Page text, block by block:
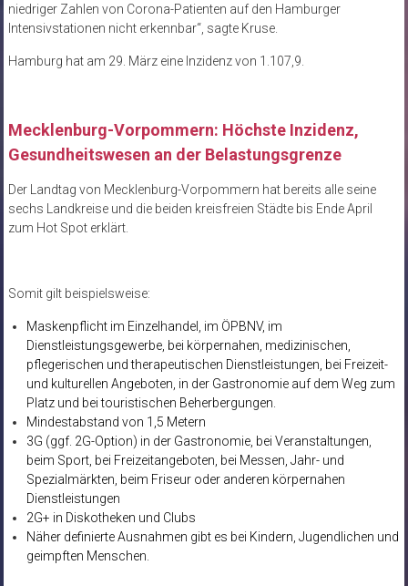
niedriger Zahlen von Corona-Patienten auf den Hamburger
Intensivstationen nicht erkennbar“, sagte Kruse.
Hamburg hat am 29. März eine Inzidenz von 1.107,9.
Mecklenburg-Vorpommern: Höchste Inzidenz,
Gesundheitswesen an der Belastungsgrenze
Der Landtag von Mecklenburg-Vorpommern hat bereits alle seine
sechs Landkreise und die beiden kreisfreien Städte bis Ende April
zum Hot Spot erklärt.
Somit gilt beispielsweise:
Maskenpflicht im Einzelhandel, im ÖPBNV, im
Dienstleistungsgewerbe, bei körpernahen, medizinischen,
pflegerischen und therapeutischen Dienstleistungen, bei Freizeit-
und kulturellen Angeboten, in der Gastronomie auf dem Weg zum
Platz und bei touristischen Beherbergungen.
Mindestabstand von 1,5 Metern
3G (ggf. 2G-Option) in der Gastronomie, bei Veranstaltungen,
beim Sport, bei Freizeitangeboten, bei Messen, Jahr- und
Spezialmärkten, beim Friseur oder anderen körpernahen
Dienstleistungen
2G+ in Diskotheken und Clubs
Näher definierte Ausnahmen gibt es bei Kindern, Jugendlichen und
geimpften Menschen.